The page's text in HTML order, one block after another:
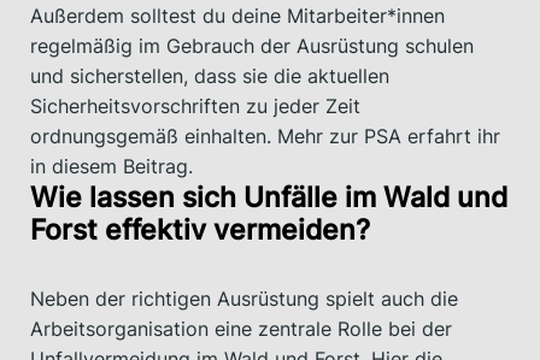
Außerdem solltest du deine Mitarbeiter*innen
regelmäßig im Gebrauch der Ausrüstung schulen
und sicherstellen, dass sie die aktuellen
Sicherheitsvorschriften zu jeder Zeit
ordnungsgemäß einhalten. Mehr zur PSA erfahrt ihr
in diesem Beitrag.
Wie lassen sich Unfälle im Wald und
Forst effektiv vermeiden?
Neben der richtigen Ausrüstung spielt auch die
Arbeitsorganisation eine zentrale Rolle bei der